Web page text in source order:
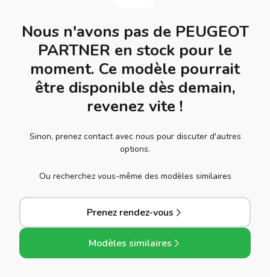
Nous n'avons pas de PEUGEOT
PARTNER en stock pour le
moment. Ce modèle pourrait
être disponible dès demain,
revenez vite !
Sinon, prenez contact avec nous pour discuter d'autres
options.
Ou recherchez vous-même des modèles similaires
Prenez rendez-vous
Modèles similaires